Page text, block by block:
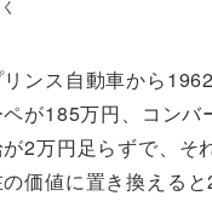
ンス自動車から
が185万円、コン
2万円足らずで、
価値に置き換えると